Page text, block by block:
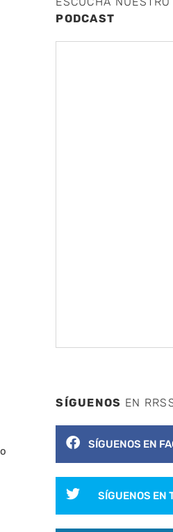
PODCAST
SÍGUENOS EN
SÍGUENOS EN
SÍGUENOS EN